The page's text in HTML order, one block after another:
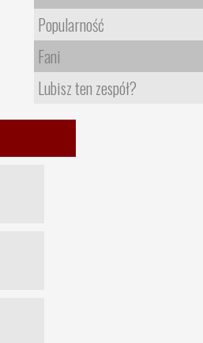
Popularność
Fani
Lubisz ten zespół?